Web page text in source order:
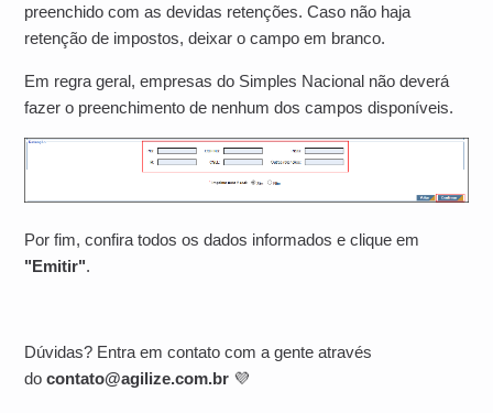
preenchido com as devidas retenções. Caso não haja
retenção de impostos, deixar o campo em branco.
Em regra geral, empresas do Simples Nacional não deverá
fazer o preenchimento de nenhum dos campos disponíveis.
Por fim, confira todos os dados informados e clique em
"Emitir".
Dúvidas? Entra em contato com a gente através
docontato@agilize.com.br 💜